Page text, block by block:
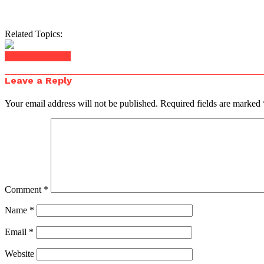
Related Topics:
Leave a Reply
Your email address will not be published. Required fields are marked
Comment *
Name *
Email *
Website